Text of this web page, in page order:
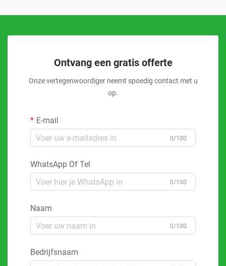
Ontvang een gratis offerte
Onze vertegenwoordiger neemt spoedig contact met u
op.
E-mail
0/100
WhatsApp Of Tel
0/100
Naam
0/100
Bedrijfsnaam